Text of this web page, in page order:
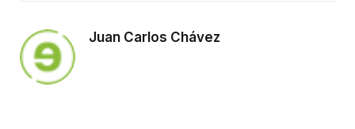
Juan Carlos Chávez